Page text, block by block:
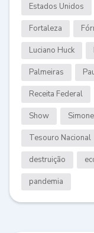
Estados Unidos
Fortaleza
Luciano Huck
Palmeiras
Receita Federal
Show
Tesouro Nacional
destruição
pandemia